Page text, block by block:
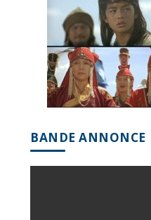
BANDE ANNONCE